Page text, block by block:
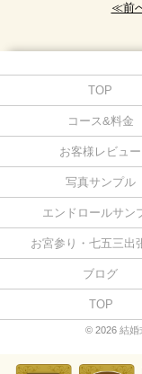
≪前
TOP
コース&料金
お客様レビュー
写真サンプル
エンドロールサン
お宮参り・七五三出
ブログ
TOP
© 2026 結婚